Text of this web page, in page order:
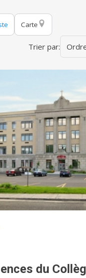
Carte
Trier par:
du